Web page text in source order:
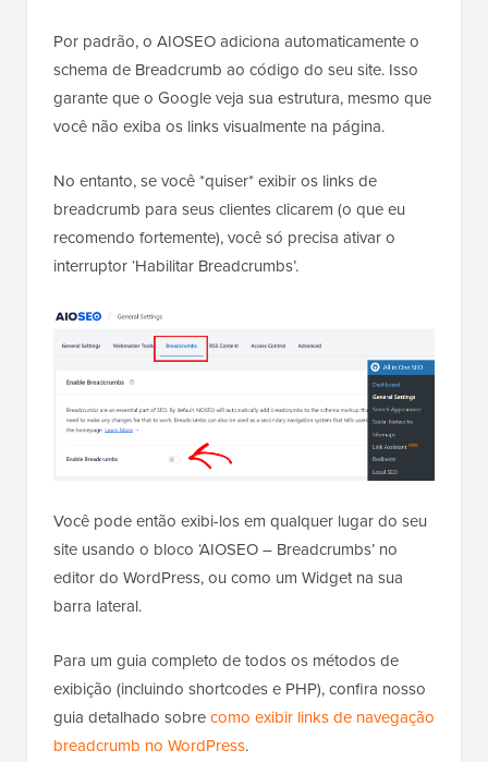
Por padrão, o AIOSEO adiciona automaticamente o
schema de Breadcrumb ao código do seu site. Isso
garante que o Google veja sua estrutura, mesmo que
você não exiba os links visualmente na página.
No entanto, se você *quiser* exibir os links de
breadcrumb para seus clientes clicarem (o que eu
recomendo fortemente), você só precisa ativar o
interruptor ‘Habilitar Breadcrumbs’.
Você pode então exibi-los em qualquer lugar do seu
site usando o bloco ‘AIOSEO – Breadcrumbs’ no
editor do WordPress, ou como um Widget na sua
barra lateral.
Para um guia completo de todos os métodos de
exibição (incluindo shortcodes e PHP), confira nosso
guia detalhado sobrecomo exibir links de navegação
breadcrumb no WordPress.